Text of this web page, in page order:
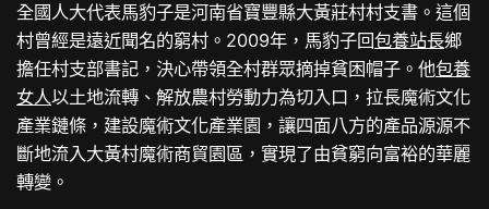
全國人大代表馬豹子是河南省寶豐縣大黃莊村村支書。這個
村曾經是遠近聞名的窮村。2009年，馬豹子回包養站長鄉
擔任村支部書記，決心帶領全村群眾摘掉貧困帽子。他包養
女人以土地流轉、解放農村勞動力為切入口，拉長魔術文化
產業鏈條，建設魔術文化產業園，讓四面八方的產品源源不
斷地流入大黃村魔術商貿園區，實現了由貧窮向富裕的華麗
轉變。